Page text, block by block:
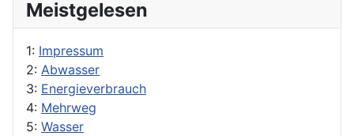
Meistgelesen
1: Impressum
2: Abwasser
3: Energieverbrauch
4: Mehrweg
5: Wasser